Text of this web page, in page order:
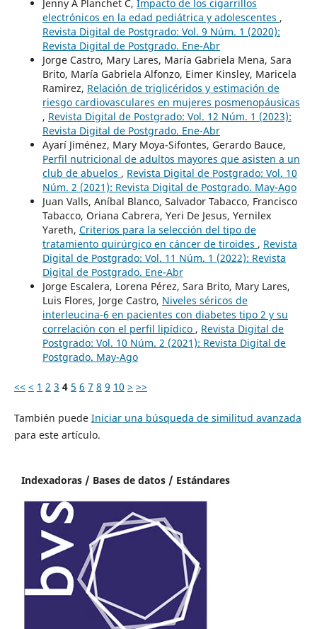
Jenny A Planchet C, Impacto de los cigarrillos
electrónicos en la edad pediátrica y adolescentes ,
Revista Digital de Postgrado: Vol. 9 Núm. 1 (2020):
Revista Digital de Postgrado. Ene-Abr
Jorge Castro, Mary Lares, María Gabriela Mena, Sara
Brito, María Gabriela Alfonzo, Eimer Kinsley, Maricela
Ramirez, Relación de triglicéridos y estimación de
riesgo cardiovasculares en mujeres posmenopáusicas
, Revista Digital de Postgrado: Vol. 12 Núm. 1 (2023):
Revista Digital de Postgrado. Ene-Abr
Ayarí Jiménez, Mary Moya-Sifontes, Gerardo Bauce,
Perfil nutricional de adultos mayores que asisten a un
club de abuelos , Revista Digital de Postgrado: Vol. 10
Núm. 2 (2021): Revista Digital de Postgrado. May-Ago
Juan Valls, Aníbal Blanco, Salvador Tabacco, Francisco
Tabacco, Oriana Cabrera, Yeri De Jesus, Yernilex
Yareth, Criterios para la selección del tipo de
tratamiento quirúrgico en cáncer de tiroides , Revista
Digital de Postgrado: Vol. 11 Núm. 1 (2022): Revista
Digital de Postgrado. Ene-Abr
Jorge Escalera, Lorena Pérez, Sara Brito, Mary Lares,
Luis Flores, Jorge Castro, Niveles séricos de
interleucina-6 en pacientes con diabetes tipo 2 y su
correlación con el perfil lipídico , Revista Digital de
Postgrado: Vol. 10 Núm. 2 (2021): Revista Digital de
Postgrado. May-Ago
<< < 1 2 3 4 5 6 7 8 9 10 > >>
También puede Iniciar una búsqueda de similitud avanzada
para este artículo.
Indexadoras / Bases de datos / Estándares